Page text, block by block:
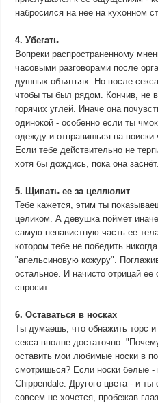
набросился на нее на кухонном
4. Убегать
Вопреки распространенному
часовыми разговорами после
душных объятьях. Но после
чтобы ты был рядом. Кончив, не
горячих углей. Иначе она
одинокой - особенно если ты
одежду и отправишься на поиски
Если тебе действительно не
хотя бы дождись, пока она заснёт.
5. Щипать ее за целлюлит
Тебе кажется, этим ты
целиком. А девушка поймет
самую ненавистную часть ее
котором тебе не победить
"апельсиновую кожуру".
остальное. И начисто отрицай
спросит.
6. Оставаться в носках
Ты думаешь, что обнажить торс
секса вполне достаточно.
оставить мои любимые носки в
смотришься? Если носки белые -
Chippendale. Другого цвета - и
совсем не хочется, пробежав